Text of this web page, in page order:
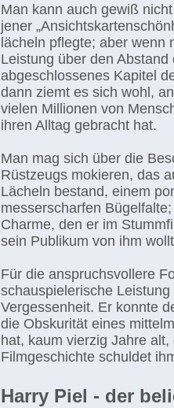
Man kann auch gewiß
jener
lächeln pflegte; aber wenn
Leistung über den
abgeschlossenes Kapitel
dann ziemt es sich wohl,
vielen Millionen von
ihren Alltag gebracht hat.
Man mag sich über die
Rüstzeugs mokieren, das
Lächeln bestand, einem
messerscharfen
Charme, den er im
sein Publikum von ihm
Für die anspruchsvollere
schauspielerische
Vergessenheit. Er konnte
die Obskurität eines
hat, kaum vierzig Jahre
Filmgeschichte schuldet
Harry Piel - der